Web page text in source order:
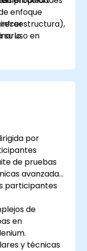
uso en
contenedores.
enfoque
por
de pruebas
avanzadas
participantes
de
en
y técnicas